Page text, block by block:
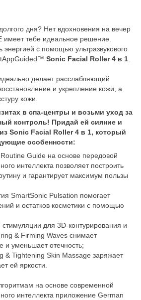
дня? Нет вдохновения на вечер
имеет тебе идеальное решение.
энергией с помощью ультразвукового
Sonic Facial Roller 4 в 1
делает расслабляющий
и укрепление кожи, а
кожи.
в спа-центры и возьми уход за
контроль! Придай ей сияние и
Sonic Facial Roller 4 в 1, который
особенности:
Guide на основе передовой
интеллекта позволяет построить
и гарантирует максимум пользы
SmartSonic Pulsation помогает
и остатков косметики с помощью
стимуляции для 3D-контурирования и
& Firming Waves снимает
уменьшает отечность;
& Tightening Skin Massage заряжает
ей яркости.
на основе современной
интеллекта приложение German